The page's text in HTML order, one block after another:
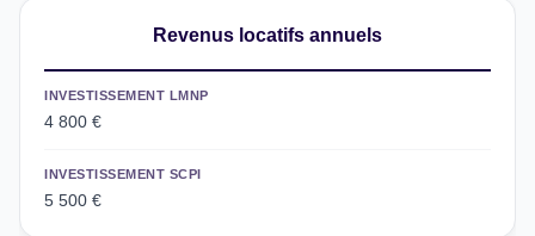
Revenus locatifs annuels
INVESTISSEMENT LMNP
4 800 €
INVESTISSEMENT SCPI
5 500 €